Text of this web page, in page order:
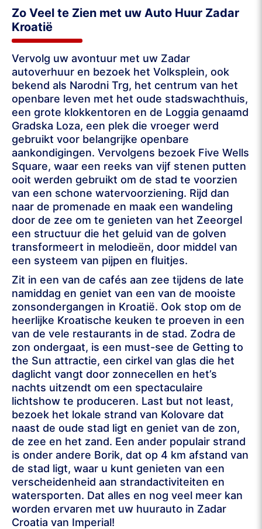
Zo Veel te Zien met uw Auto Huur Zadar
Kroatië
Vervolg uw avontuur met uw Zadar
autoverhuur en bezoek het Volksplein, ook
bekend als Narodni Trg, het centrum van het
openbare leven met het oude stadswachthuis,
een grote klokkentoren en de Loggia genaamd
Gradska Loza, een plek die vroeger werd
gebruikt voor belangrijke openbare
aankondigingen. Vervolgens bezoek Five Wells
Square, waar een reeks van vijf stenen putten
ooit werden gebruikt om de stad te voorzien
van een schone watervoorziening. Rijd dan
naar de promenade en maak een wandeling
door de zee om te genieten van het Zeeorgel
een structuur die het geluid van de golven
transformeert in melodieën, door middel van
een systeem van pijpen en fluitjes.
Zit in een van de cafés aan zee tijdens de late
namiddag en geniet van een van de mooiste
zonsondergangen in Kroatië. Ook stop om de
heerlijke Kroatische keuken te proeven in een
van de vele restaurants in de stad. Zodra de
zon ondergaat, is een must-see de Getting to
the Sun attractie, een cirkel van glas die het
daglicht vangt door zonnecellen en het’s
nachts uitzendt om een spectaculaire
lichtshow te produceren. Last but not least,
bezoek het lokale strand van Kolovare dat
naast de oude stad ligt en geniet van de zon,
de zee en het zand. Een ander populair strand
is onder andere Borik, dat op 4 km afstand van
de stad ligt, waar u kunt genieten van een
verscheidenheid aan strandactiviteiten en
watersporten. Dat alles en nog veel meer kan
worden ervaren met uw huurauto in Zadar
Croatia van Imperial!